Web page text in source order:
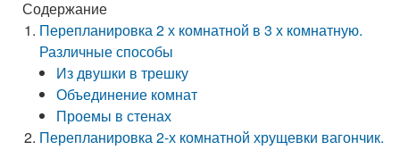
Содержание
Перепланировка 2 х комнатной в 3 х комнатную.
Различные способы
Из двушки в трешку
Объединение комнат
Проемы в стенах
Перепланировка 2-х комнатной хрущевки вагончик.